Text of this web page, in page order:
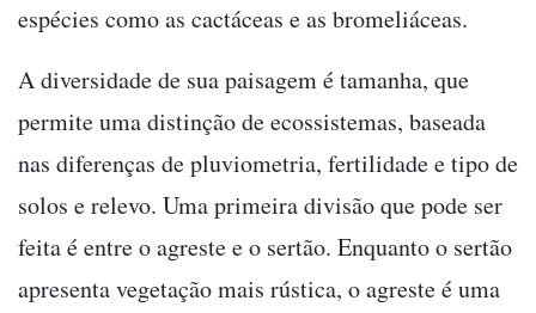
espécies como as cactáceas e as bromeliáceas.
A diversidade de sua paisagem é tamanha, que
permite uma distinção de ecossistemas, baseada
nas diferenças de pluviometria, fertilidade e tipo de
solos e relevo. Uma primeira divisão que pode ser
feita é entre o agreste e o sertão. Enquanto o sertão
apresenta vegetação mais rústica, o agreste é uma